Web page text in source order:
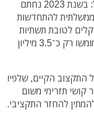
התקציבים שנועדו לאפשר את הפיתוח בפועל: בשנת 2023 נחתם
להתחדשות
נתניה כ־23 מיליון שקלים לטובת תשתיות
תומכות התחדשות – אך עד למועד הביקורת מומשו רק כ־3.5 מיליון
התקצוב הקיים, שלפיו
קושי תזרימי משום
להחזר התקציבי.